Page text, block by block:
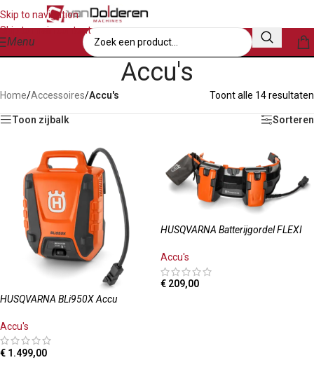
Skip to navigation
Skip to main content
Menu
Accu's
Home/Accessoires/Accu's Toont alle 14 resultaten
Toon zijbalk Sorteren
HUSQVARNA BLi950X Accu
Accu's
€ 1.499,00
HUSQVARNA Batterijgordel FLEXI
Accu's
€ 209,00